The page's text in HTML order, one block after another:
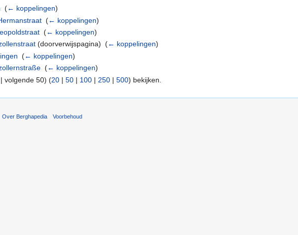
‎(← koppelingen)
‎(← koppelingen)
‎(← koppelingen)
(doorverwijspagina) ‎(← koppelingen)
‎(← koppelingen)
‎(← koppelingen)
volgende 50) (20 | 50 | 100 | 250 | 500) bekijken.
Over Berghapedia Voorbehoud